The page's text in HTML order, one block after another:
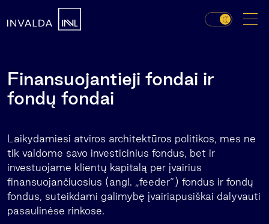
Finansuojantieji fondai ir
fondų fondai
Laikydamiesi atviros architektūros politikos, mes ne
tik valdome savo investicinius fondus, bet ir
investuojame klientų kapitalą per įvairius
finansuojančiuosius (angl. „feeder“) fondus ir fondų
fondus, suteikdami galimybę įvairiapusiškai dalyvauti
pasaulinėse rinkose.